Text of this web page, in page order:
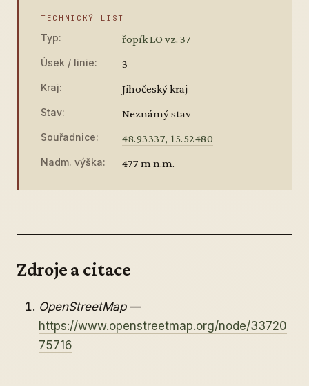
TECHNICKÝ LIST
Typ: řopík LO vz. 37
Úsek / linie: 3
Kraj: Jihočeský kraj
Stav: Neznámý stav
Souřadnice: 48.93337, 15.52480
Nadm. výška: 477 m n.m.
Zdroje a citace
OpenStreetMap—
https://www.openstreetmap.org/node/33720
75716